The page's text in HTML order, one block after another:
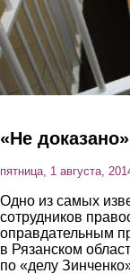
«Не
пятница, 1 августа,
Одно из самых
сотрудников
оправдательным
в Рязанском
по «делу